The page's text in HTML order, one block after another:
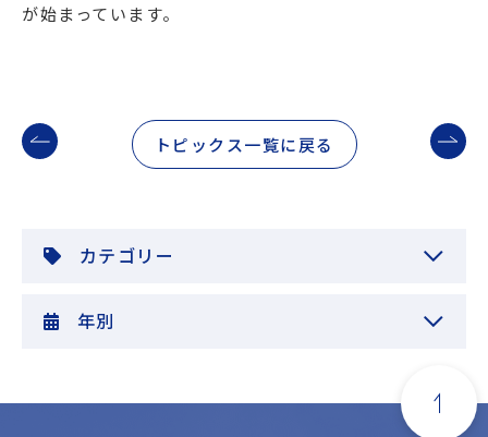
が始まっています。
トピックス一覧に戻る
カテゴリー
年別